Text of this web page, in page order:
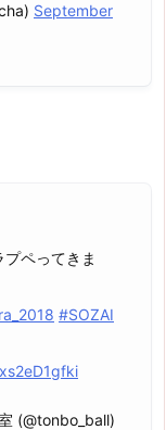
September
ペってきま
#SOZAI
(@tonbo_ball)